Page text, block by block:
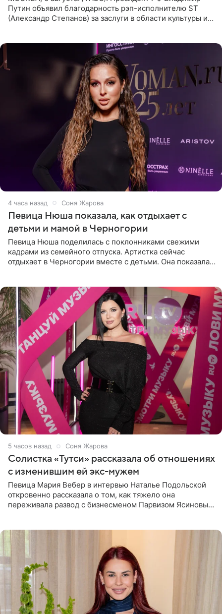
Путин объявил благодарность рэп-исполнителю ST
(Александр Степанов) за заслуги в области культуры и
4 часа назад Соня Жарова
Певица Нюша показала, как отдыхает с
детьми и мамой в Черногории
Певица Нюша поделилась с поклонниками свежими
кадрами из семейного отпуска. Артистка сейчас
отдыхает в Черногории вместе с детьми. Она показала,
5 часов назад Соня Жарова
Солистка «Тутси» рассказала об отношениях
с изменившим ей экс-мужем
Певица Мария Вебер в интервью Наталье Подольской
откровенно рассказала о том, как тяжело она
переживала развод с бизнесменом Парвизом Ясиновым.